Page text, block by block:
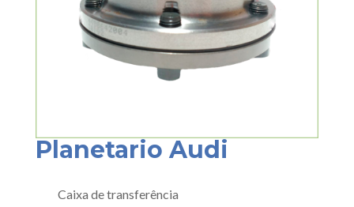
Planetario Audi
Caixa de transferência